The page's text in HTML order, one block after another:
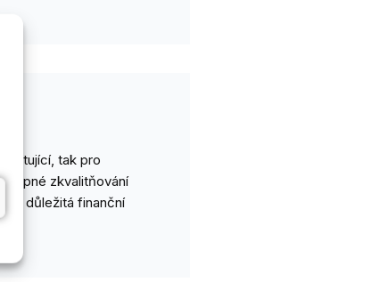
tak pro
zkvalitňování
důležitá finanční